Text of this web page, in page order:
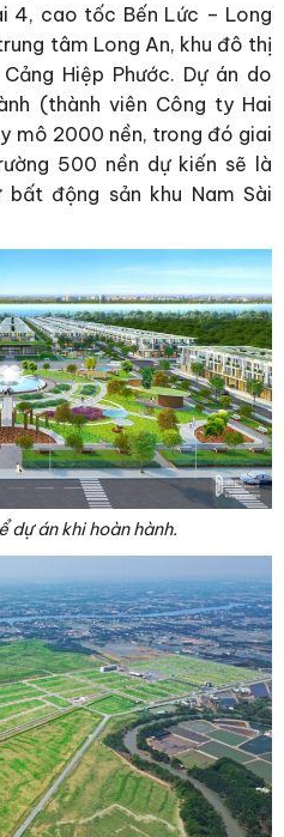
4, cao tốc Bến Lức – Long
tâm Long An, khu đô thị
Hiệp Phước. Dự án do
(thành viên Công ty Hai
mô 2000 nền, trong đó giai
500 nền dự kiến sẽ là
động sản khu Nam Sài
dự án khi hoàn hành.